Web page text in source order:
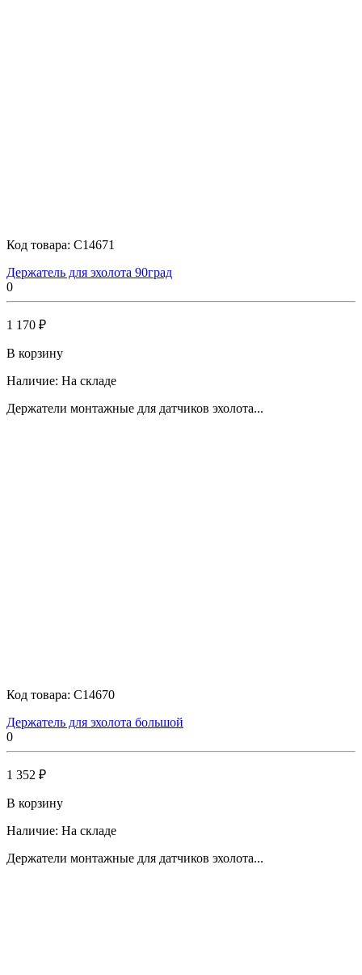
Код товара: C14671
Держатель для эхолота 90град
0
1 170 ₽
В корзину
Наличие: На складе
Держатели монтажные для датчиков эхолота...
Код товара: C14670
Держатель для эхолота большой
0
1 352 ₽
В корзину
Наличие: На складе
Держатели монтажные для датчиков эхолота...